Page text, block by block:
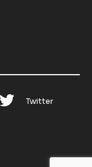
Twitter